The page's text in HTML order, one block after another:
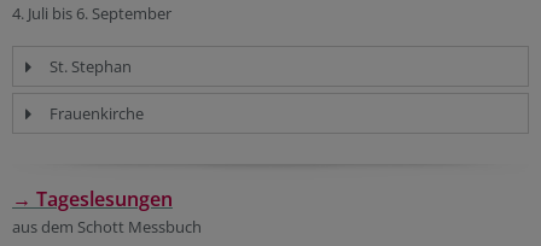
4. Juli bis 6. September
St. Stephan
Frauenkirche
→ Tageslesungen
aus dem Schott Messbuch